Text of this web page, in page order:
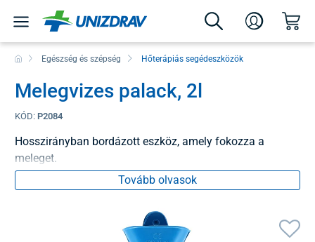
Egészség és szépség Hőterápiás segédeszközök
Melegvizes palack, 2l
KÓD: P2084
Hosszirányban bordázott eszköz, amely fokozza a
meleget.
Tovább olvasok